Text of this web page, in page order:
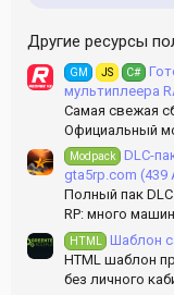
Другие ресурсы
GM JS C#
мультиплеера
Самая свежая
Официальный
Modpack DLC-
gta5rp.com (439
Полный пак
RP: много
HTML Шаблон
HTML шаблон
без личного